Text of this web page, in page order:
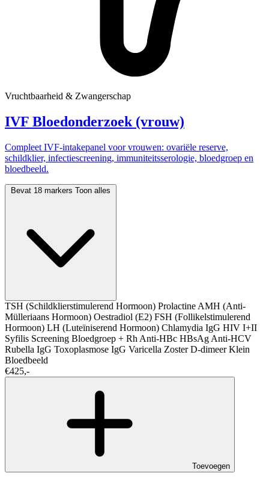
Vruchtbaarheid & Zwangerschap
IVF Bloedonderzoek (vrouw)
Compleet IVF-intakepanel voor vrouwen: ovariële reserve,
schildklier, infectiescreening, immuniteitsserologie, bloedgroep en
bloedbeeld.
Bevat 18 markers Toon alles
TSH (Schildklierstimulerend Hormoon) Prolactine AMH (Anti-
Mülleriaans Hormoon) Oestradiol (E2) FSH (Follikelstimulerend
Hormoon) LH (Luteïniserend Hormoon) Chlamydia IgG HIV I+II
Syfilis Screening Bloedgroep + Rh Anti-HBc HBsAg Anti-HCV
Rubella IgG Toxoplasmose IgG Varicella ZosterD-dimeerKlein
Bloedbeeld
€425,-
Toevoegen